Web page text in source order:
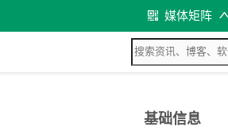
媒体矩阵
基础信息